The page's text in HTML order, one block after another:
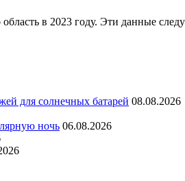
в 2023 году. Эти данные
для солнечных батарей 08.08.2026
ночь 06.08.2026